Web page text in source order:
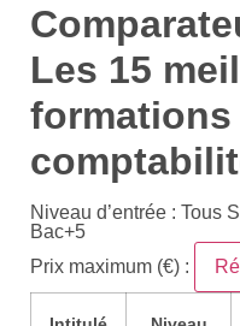
Les 15
formations
Niveau d’entrée : Tous
Bac+5
Prix maximum (€) :